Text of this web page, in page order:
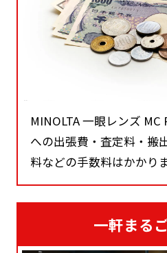
MINOLTA 一眼レンズ MC
への出張費・査定料・搬
料などの手数料はかかり